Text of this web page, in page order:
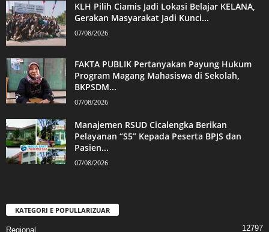
KLH Pilih Ciamis Jadi Lokasi Belajar KELANA,
Gerakan Masyarakat Jadi Kunci...
07/08/2026
FAKTA PUBLIK Pertanyakan Payung Hukum
Program Magang Mahasiswa di Sekolah,
BKPSDM...
07/08/2026
Manajemen RSUD Cicalengka Berikan
Pelayanan “S5” Kepada Peserta BPJS dan
Pasien...
07/08/2026
KATEGORI E POPULLARIZUAR
Regional 12797